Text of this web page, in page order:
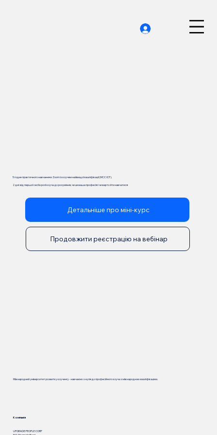
5 годин практичного навчання в Zoom із коучем найвищої кваліфікації (МСС ICF).
2 дні: від першої сесії в ролі коуча до розуміння, чи це ваша професія і чи варто йти навчатися
Детальніше про міні-курс
Продовжити реєстрацію на вебінар
Міжнародний університет розвитку коучингу - навчаємо з нуля до професійного коуча з міжнародною кваліфікацією.
Компанія
UPGRADE PEOPLE CORP